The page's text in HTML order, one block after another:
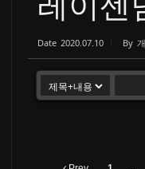
Date 2020.07.10 By